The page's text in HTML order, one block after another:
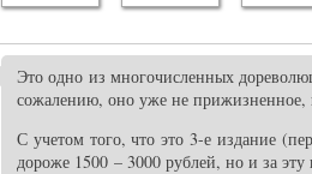
Это одно из многочисленных
сожалению, оно уже не прижизненное,
С учетом того, что это 3-е издание
дороже 1500 – 3000 рублей, но и за эту